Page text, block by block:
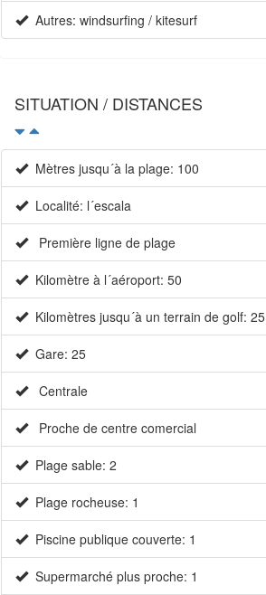
Autres: windsurfing / kitesurf
SITUATION / DISTANCES
Mètres jusqu´à la plage: 100
Localité: l´escala
Première ligne de plage
Kilomètre à l´aéroport: 50
Kilomètres jusqu´à un terrain de golf: 25
Gare: 25
Centrale
Proche de centre comercial
Plage sable: 2
Plage rocheuse: 1
Piscine publique couverte: 1
Supermarché plus proche: 1